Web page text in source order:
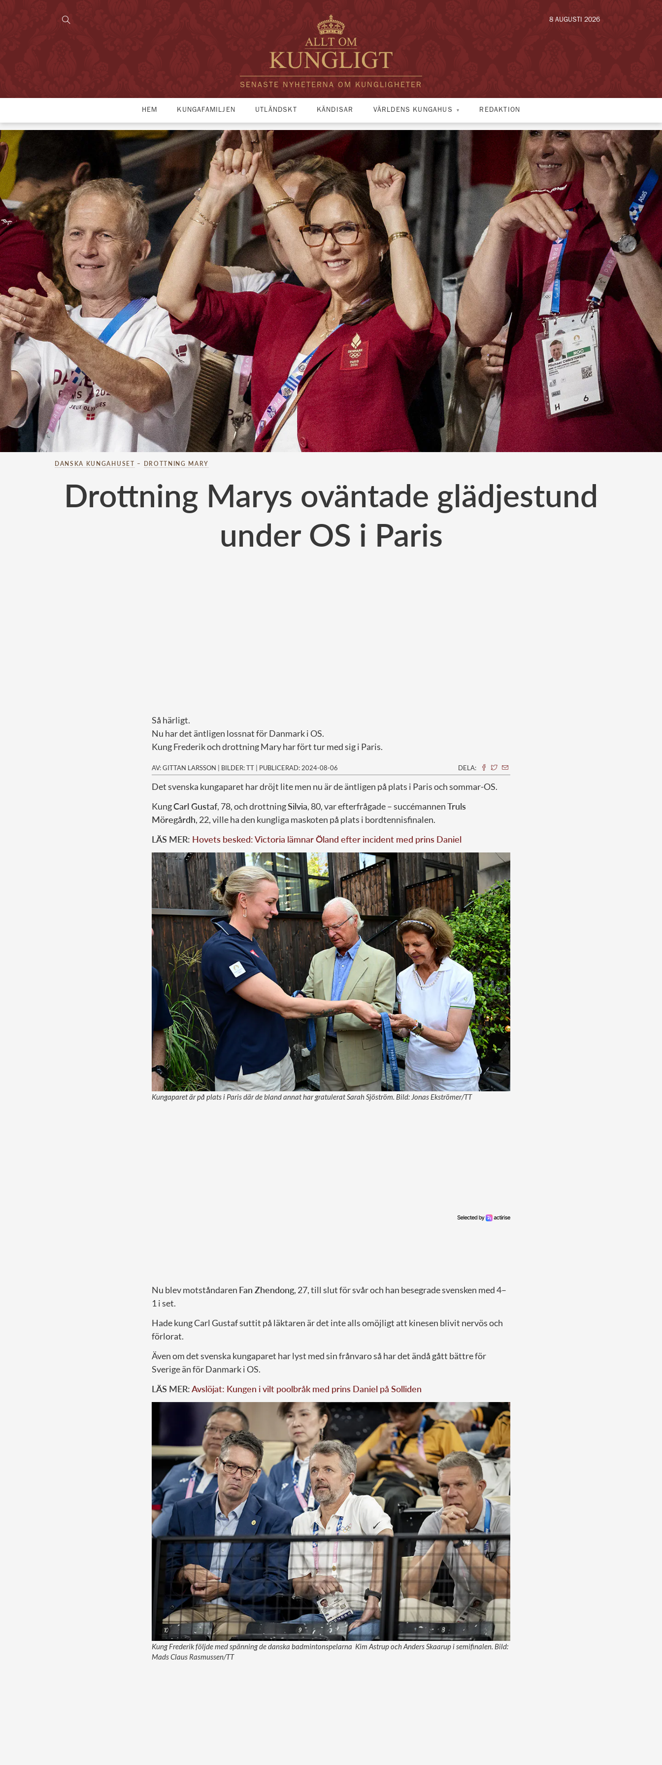
SENASTE NYHETERNA OM KUNGLIGHETER
8 AUGUSTI 2026
HEM KUNGAFAMILJEN UTLÄNDSKT KÄNDISAR VÄRLDENS KUNGAHUS REDAKTION
DANSKA KUNGAHUSET – DROTTNING MARY
Drottning Marys oväntade glädjestund
under OS i Paris
Så härligt.
Nu har det äntligen lossnat för Danmark i OS.
Kung Frederik och drottning Mary har fört tur med sig i Paris.
AV: GITTAN LARSSON | BILDER: TT | PUBLICERAD: 2024-08-06 DELA:
Det svenska kungaparet har dröjt lite men nu är de äntligen på plats i Paris och sommar-OS.
KungCarl Gustaf, 78, och drottningSilvia, 80, var efterfrågade – succémannenTruls
Möregårdh, 22, ville ha den kungliga maskoten på plats i bordtennisfinalen.
LÄS MER: Hovets besked: Victoria lämnar Öland efter incident med prins Daniel
Kungaparet är på plats i Paris där de bland annat har gratulerat Sarah Sjöström. Bild: Jonas Ekströmer/TT
Nu blev motståndaren Fan Zhendong, 27, till slut för svår och han besegrade svensken med 4–
1 i set.
Hade kung Carl Gustaf suttit på läktaren är det inte alls omöjligt att kinesen blivit nervös och
förlorat.
Även om det svenska kungaparet har lyst med sin frånvaro så har det ändå gått bättre för
Sverige än för Danmark i OS.
LÄS MER:Avslöjat: Kungen i vilt poolbråk med prins Daniel på Solliden
Kung Frederik följde med spänning de danska badmintonspelarna Kim Astrup och Anders Skaarup i semifinalen. Bild:
Mads Claus Rasmussen/TT